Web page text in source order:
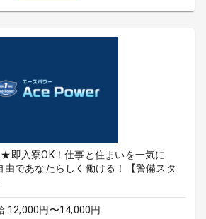
★即入寮OK！仕事と住まいを一気に
由であなたらしく働ける！【警備スタ
12,000円〜14,000円